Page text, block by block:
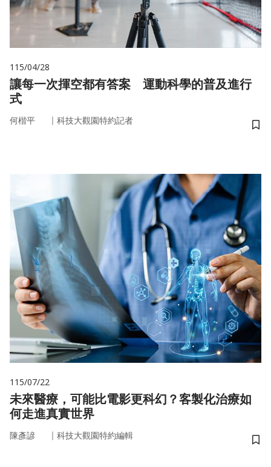
115/04/28
讓每一次揮空都有答案 運動科學的普及進行
式
何楷平 ｜ 科技大觀園特約記者
儲
115/07/22
未來醫療，可能比電影更科幻？客製化治療如
何走進真實世界
陳彥諺 ｜ 科技大觀園特約編輯
儲